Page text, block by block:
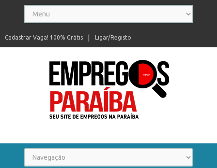
Ligar/Registo
Cadastrar Vaga! 100% Grátis